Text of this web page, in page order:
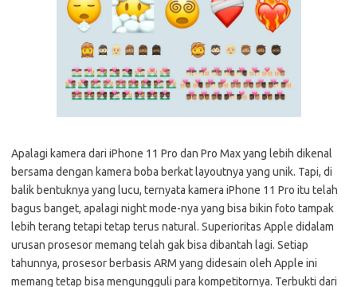
Apalagi kamera dari iPhone 11 Pro dan Pro Max yang lebih dikenal
bersama dengan kamera boba berkat layoutnya yang unik. Tapi, di
balik bentuknya yang lucu, ternyata kamera iPhone 11 Pro itu telah
bagus banget, apalagi night mode-nya yang bisa bikin foto tampak
lebih terang tetapi tetap terus natural. Superioritas Apple didalam
urusan prosesor memang telah gak bisa dibantah lagi. Setiap
tahunnya, prosesor berbasis ARM yang didesain oleh Apple ini
memang tetap bisa mengungguli para kompetitornya. Terbukti dari